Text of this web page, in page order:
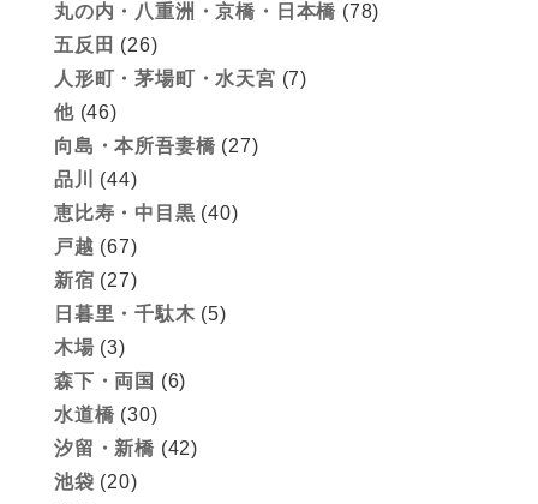
丸の内・八重洲・京橋・日本橋 (78)
五反田 (26)
人形町・茅場町・水天宮 (7)
他(46)
向島・本所吾妻橋 (27)
品川
(44)
恵比寿・中目黒 (40)
戸越 (67)
新宿 (27)
日暮里・千駄木 (5)
木場 (3)
森下・両国 (6)
水道橋 (30)
汐留・新橋 (42)
池袋 (20)